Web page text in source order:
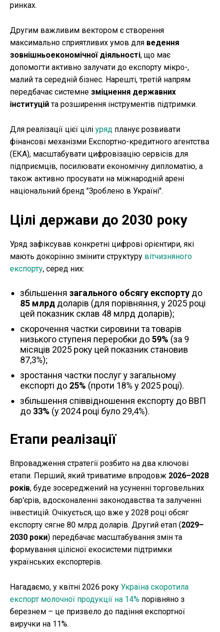
ринках.
Другим важливим вектором є створення
максимально сприятливих умов для ведення
зовнішньоекономічної діяльності, що має
допомогти активно залучати до експорту мікро-,
малий та середній бізнес. Нарешті, третій напрям
передбачає системне зміцнення державних
інституційта розширення інструментів підтримки.
Для реалізації цієї цілі уряд планує розвивати
фінансові механізми Експортно-кредитного агентства
(ЕКА), масштабувати цифровізацію сервісів для
підприємців, посилювати економічну дипломатію, а
також активно просувати на міжнародній арені
національний бренд "Зроблено в Україні".
Цілі держави до 2030 року
Уряд зафіксував конкретні цифрові орієнтири, які
мають докорінно змінити структуру вітчизняного
експорту, серед них:
збільшення загального обсягу експорту до
85 млрд доларів (для порівняння, у 2025 році
цей показник склав 48 млрд доларів);
скорочення частки сировини та товарів
низького ступеня переробки до 59% (за 9
місяців 2025 року цей показник становив
87,3%);
зростання частки послуг у загальному
експорті до 25% (проти 18% у 2025 році).
збільшення співвідношення експорту до ВВП
до 33% (у 2024 році було 29,4%).
Етапи реалізації
Впровадження стратегії розбито на два ключові
етапи. Перший, який триватиме впродовж 2026–2028
років, буде зосереджений на усуненні торговельних
бар'єрів, вдосконаленні законодавства та залученні
інвестицій. Очікується, що вже у 2028 році обсяг
експорту сягне 80 млрд доларів. Другий етап (2029–
2030 роки) передбачає масштабування змін та
формування цілісної екосистеми підтримки
українських експортерів.
Нагадаємо, у квітні 2026 року Україна скоротила
експорт молочної продукції на 14% порівняно з
березнем – це призвело до падіння експортної
виручки на 11%.